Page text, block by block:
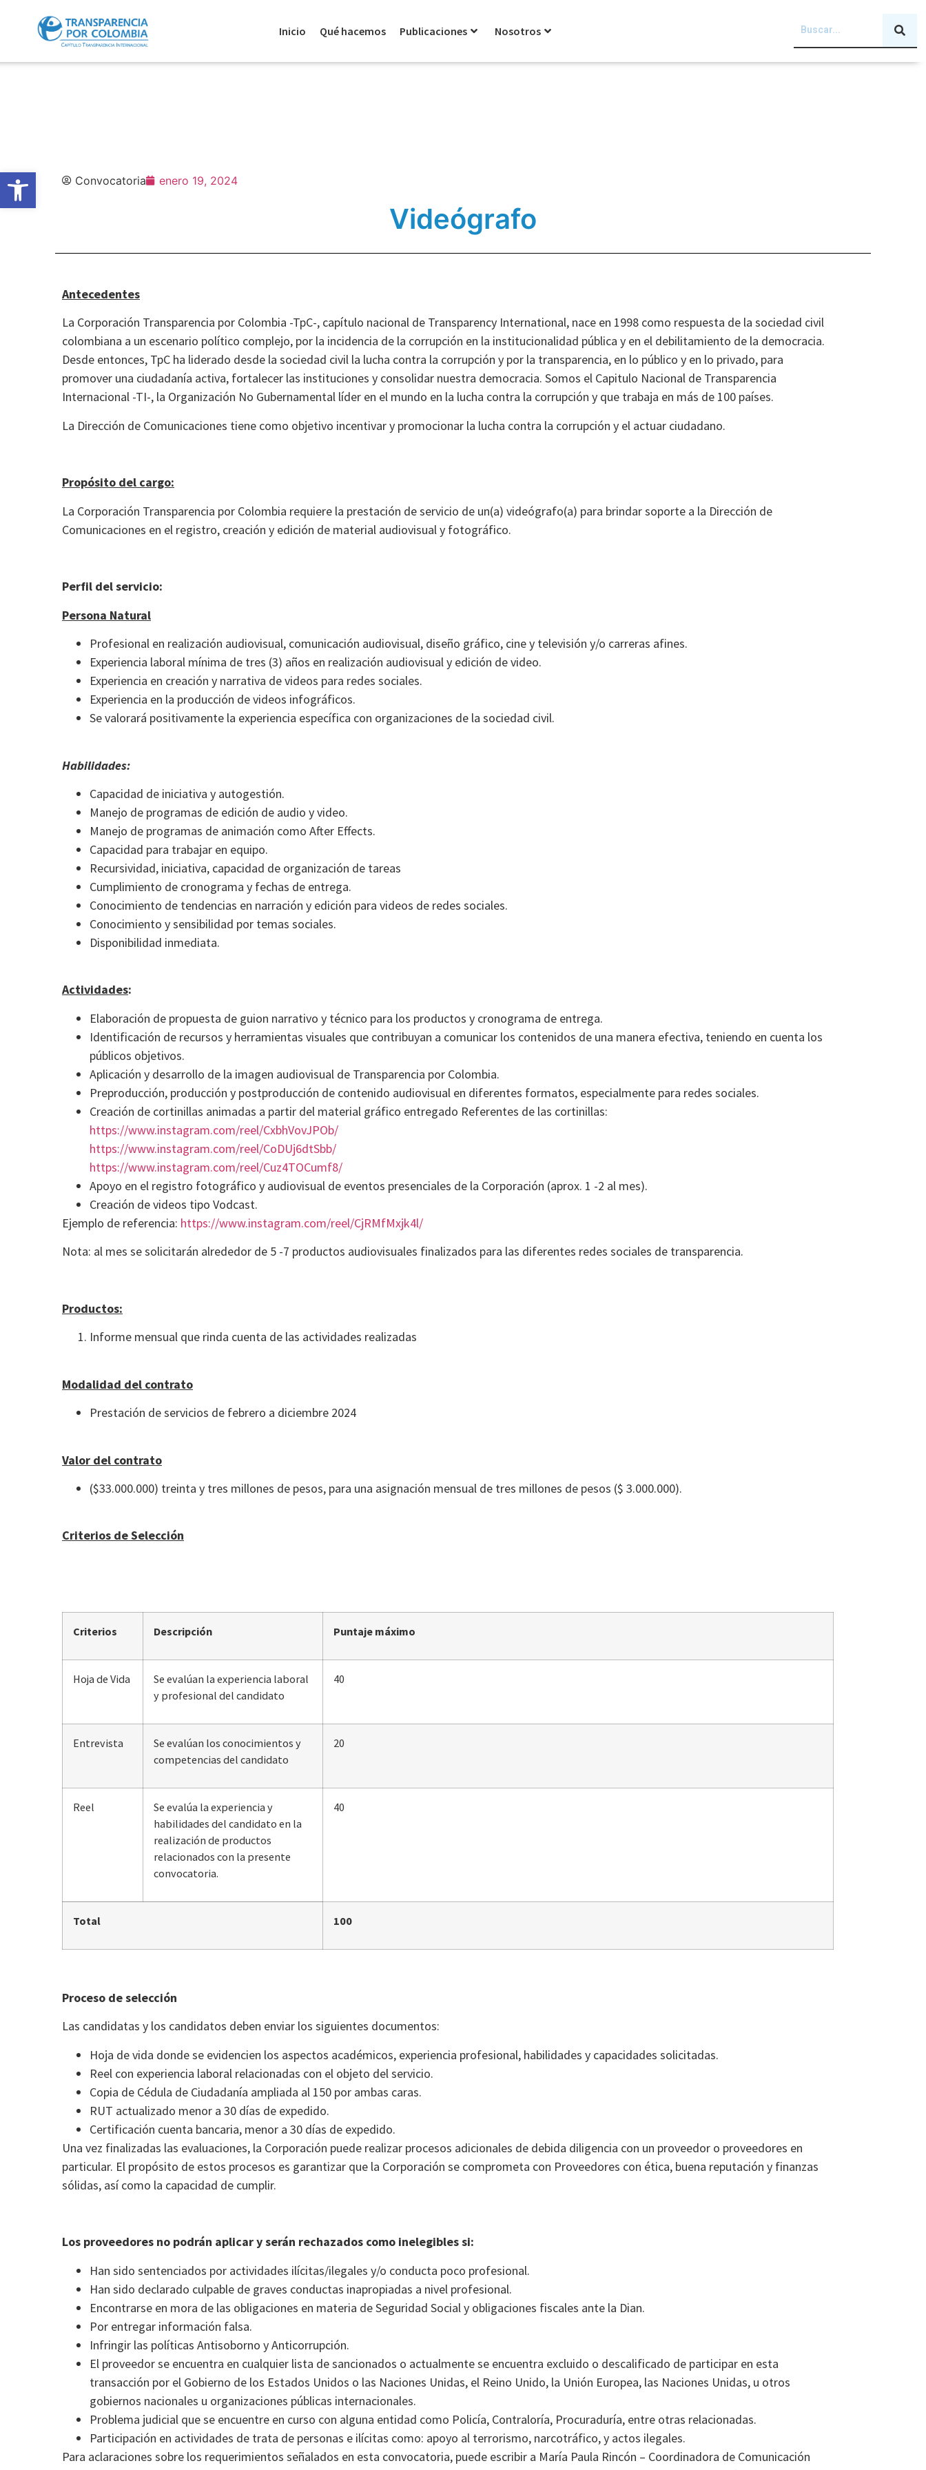
Abrir barra de herramientas
Inicio Qué hacemos Publicaciones Nosotros
Convocatoria enero 19, 2024
Videógrafo
Antecedentes
La Corporación Transparencia por Colombia -TpC-, capítulo nacional de Transparency International, nace en 1998 como respuesta de la sociedad civil
colombiana a un escenario político complejo, por la incidencia de la corrupción en la institucionalidad pública y en el debilitamiento de la democracia.
Desde entonces, TpC ha liderado desde la sociedad civil la lucha contra la corrupción y por la transparencia, en lo público y en lo privado, para
promover una ciudadanía activa, fortalecer las instituciones y consolidar nuestra democracia. Somos el Capitulo Nacional de Transparencia
Internacional -TI-, la Organización No Gubernamental líder en el mundo en la lucha contra la corrupción y que trabaja en más de 100 países.
La Dirección de Comunicaciones tiene como objetivo incentivar y promocionar la lucha contra la corrupción y el actuar ciudadano.
Propósito del cargo:
La Corporación Transparencia por Colombia requiere la prestación de servicio de un(a) videógrafo(a) para brindar soporte a la Dirección de
Comunicaciones en el registro, creación y edición de material audiovisual y fotográfico.
Perfil del servicio:
Persona Natural
Profesional en realización audiovisual, comunicación audiovisual, diseño gráfico, cine y televisión y/o carreras afines.
Experiencia laboral mínima de tres (3) años en realización audiovisual y edición de video.
Experiencia en creación y narrativa de videos para redes sociales.
Experiencia en la producción de videos infográficos.
Se valorará positivamente la experiencia específica con organizaciones de la sociedad civil.
Habilidades:
Capacidad de iniciativa y autogestión.
Manejo de programas de edición de audio y video.
Manejo de programas de animación como After Effects.
Capacidad para trabajar en equipo.
Recursividad, iniciativa, capacidad de organización de tareas
Cumplimiento de cronograma y fechas de entrega.
Conocimiento de tendencias en narración y edición para videos de redes sociales.
Conocimiento y sensibilidad por temas sociales.
Disponibilidad inmediata.
Actividades:
Elaboración de propuesta de guion narrativo y técnico para los productos y cronograma de entrega.
Identificación de recursos y herramientas visuales que contribuyan a comunicar los contenidos de una manera efectiva, teniendo en cuenta los
públicos objetivos.
Aplicación y desarrollo de la imagen audiovisual de Transparencia por Colombia.
Preproducción, producción y postproducción de contenido audiovisual en diferentes formatos, especialmente para redes sociales.
Creación de cortinillas animadas a partir del material gráfico entregado Referentes de las cortinillas:
https://www.instagram.com/reel/CxbhVovJPOb/
https://www.instagram.com/reel/CoDUj6dtSbb/
https://www.instagram.com/reel/Cuz4TOCumf8/
Apoyo en el registro fotográfico y audiovisual de eventos presenciales de la Corporación (aprox. 1 -2 al mes).
Creación de videos tipo Vodcast.
Ejemplo de referencia: https://www.instagram.com/reel/CjRMfMxjk4l/
Nota: al mes se solicitarán alrededor de 5 -7 productos audiovisuales finalizados para las diferentes redes sociales de transparencia.
Productos:
Informe mensual que rinda cuenta de las actividades realizadas
Modalidad del contrato
Prestación de servicios de febrero a diciembre 2024
Valor del contrato
($33.000.000) treinta y tres millones de pesos, para una asignación mensual de tres millones de pesos ($ 3.000.000).
Criterios de Selección
Criterios Descripción Puntaje máximo
Hoja de Vida
Se evalúan la experiencia laboral
y profesional del candidato
40
Entrevista
Se evalúan los conocimientos y
competencias del candidato
20
Reel
Se evalúa la experiencia y
habilidades del candidato en la
realización de productos
relacionados con la presente
convocatoria.
40
Total 100
Proceso de selección
Las candidatas y los candidatos deben enviar los siguientes documentos:
Hoja de vida donde se evidencien los aspectos académicos, experiencia profesional, habilidades y capacidades solicitadas.
Reel con experiencia laboral relacionadas con el objeto del servicio.
Copia de Cédula de Ciudadanía ampliada al 150 por ambas caras.
RUT actualizado menor a 30 días de expedido.
Certificación cuenta bancaria, menor a 30 días de expedido.
Una vez finalizadas las evaluaciones, la Corporación puede realizar procesos adicionales de debida diligencia con un proveedor o proveedores en
particular. El propósito de estos procesos es garantizar que la Corporación se comprometa con Proveedores con ética, buena reputación y finanzas
sólidas, así como la capacidad de cumplir.
Los proveedores no podrán aplicar y serán rechazados como inelegibles si:
Han sido sentenciados por actividades ilícitas/ilegales y/o conducta poco profesional.
Han sido declarado culpable de graves conductas inapropiadas a nivel profesional.
Encontrarse en mora de las obligaciones en materia de Seguridad Social y obligaciones fiscales ante la Dian.
Por entregar información falsa.
Infringir las políticas Antisoborno y Anticorrupción.
El proveedor se encuentra en cualquier lista de sancionados o actualmente se encuentra excluido o descalificado de participar en esta
transacción por el Gobierno de los Estados Unidos o las Naciones Unidas, el Reino Unido, la Unión Europea, las Naciones Unidas, u otros
gobiernos nacionales u organizaciones públicas internacionales.
Problema judicial que se encuentre en curso con alguna entidad como Policía, Contraloría, Procuraduría, entre otras relacionadas.
Participación en actividades de trata de personas e ilícitas como: apoyo al terrorismo, narcotráfico, y actos ilegales.
Para aclaraciones sobre los requerimientos señalados en esta convocatoria, puede escribir a María Paula Rincón – Coordinadora de Comunicación